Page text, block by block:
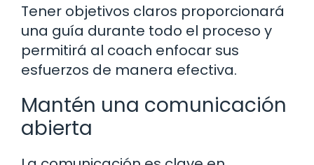
Tener objetivos claros proporcionará
una guía durante todo el proceso y
permitirá al coach enfocar sus
esfuerzos de manera efectiva.
Mantén una comunicación
abierta